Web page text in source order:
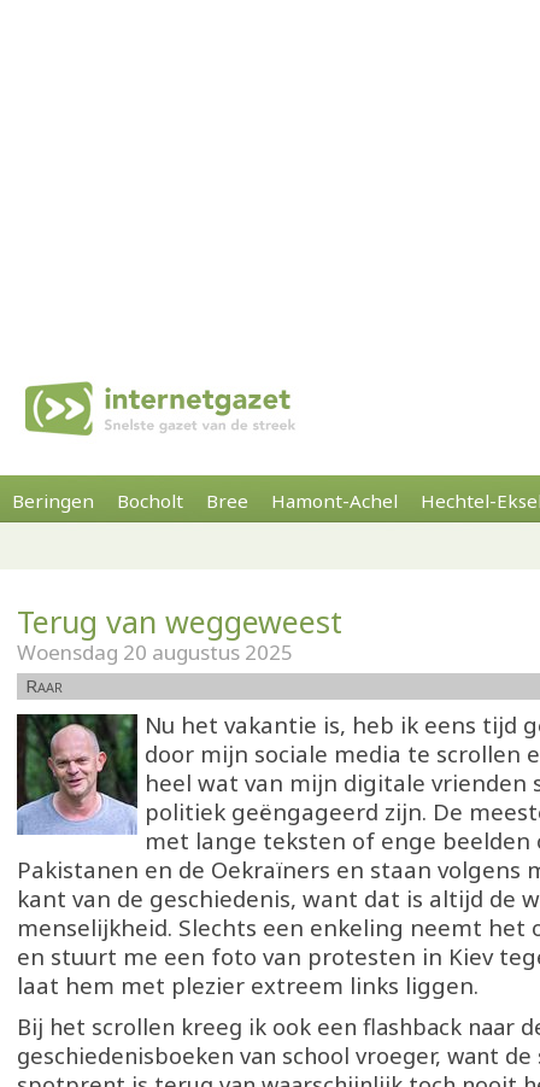
Beringen Bocholt Bree Hamont-Achel Hechtel-
Terug van weggeweest
Woensdag 20 augustus 2025
Raar
Nu het vakantie is, heb ik eens tijd
door mijn sociale media te scrollen
heel wat van mijn digitale vrienden
politiek geëngageerd zijn. De
met lange teksten of enge beelden
Pakistanen en de Oekraïners en staan volgens
kant van de geschiedenis, want dat is altijd de
menselijkheid. Slechts een enkeling neemt het
en stuurt me een foto van protesten in Kiev
laat hem met plezier extreem links liggen.
Bij het scrollen kreeg ik ook een flashback naar
geschiedenisboeken van school vroeger, want